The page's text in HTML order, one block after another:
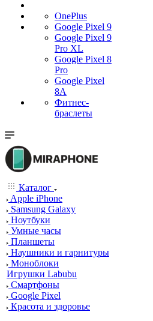
OnePlus
Google Pixel 9
Google Pixel 9
Pro XL
Google Pixel 8
Pro
Google Pixel
8A
Фитнес-
браслеты
Каталог
Apple iPhone
Samsung Galaxy
Ноутбуки
Умные часы
Планшеты
Наушники и гарнитуры
Моноблоки
Игрушки Labubu
Смартфоны
Google Pixel
Красота и здоровье